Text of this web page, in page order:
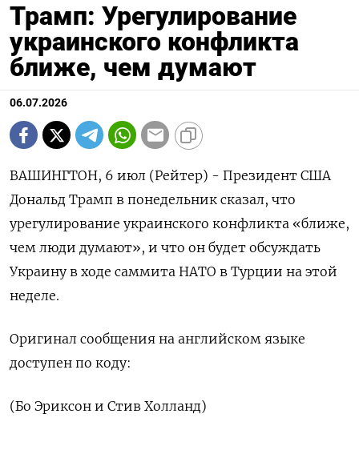
Трамп: Урегулирование
украинского конфликта
ближе, чем думают
06.07.2026
ВАШИНГТОН, 6 июл (Рейтер) - Президент ‌США
Дональд ​Трамп в понедельник ​сказал, ​что
⁠урегулирование ‌украинского ‌конфликта «ближе,
чем люди ​думают», ‌и ​что он ‌будет обсуждать
Украину ​в ходе ​саммита ‌НАТО в ​Турции на этой
неделе.
Оригинал сообщения на ​английском ⁠языке
доступен ‌по ‌коду:
(Бо Эриксон ​и Стив ‌Холланд)